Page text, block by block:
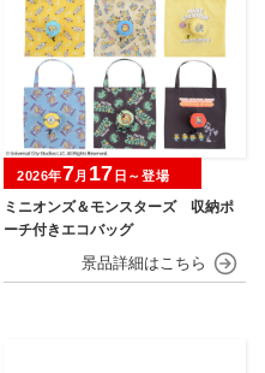
ミニオンズ＆モンスターズ 収納ポ
ーチ付きエコバッグ
2026年7月 17 日～登場